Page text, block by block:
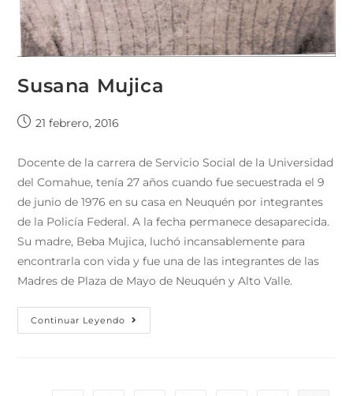
Susana Mujica
21 febrero, 2016
Docente de la carrera de Servicio Social de la Universidad
del Comahue, tenía 27 años cuando fue secuestrada el 9
de junio de 1976 en su casa en Neuquén por integrantes
de la Policía Federal. A la fecha permanece desaparecida.
Su madre, Beba Mujica, luchó incansablemente para
encontrarla con vida y fue una de las integrantes de las
Madres de Plaza de Mayo de Neuquén y Alto Valle.
Continuar Leyendo